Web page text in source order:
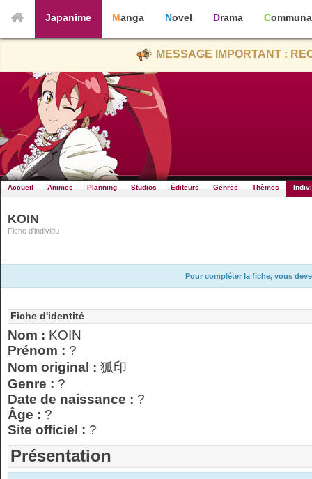
Japanime Manga Novel Drama
MESSAGE IMPORTANT :
Accueil Animes Planning Studios Éditeurs Genres Thèmes
KOIN
Fiche d'individu
Pour compléter la fiche, vous
Fiche d'identité
Nom : KOIN
Prénom : ?
Nom original : 狐印
Genre : ?
Date de naissance : ?
Âge : ?
Site officiel : ?
Présentation